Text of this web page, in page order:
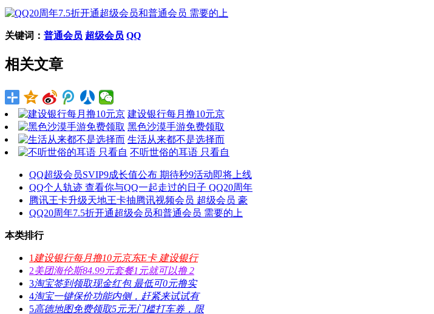
关键词： 普通会员 超级会员 QQ
相关文章
建设银行每月撸10元京
黑色沙漠手游免费领取
生活从来都不是选择而
不听世俗的耳语 只看自
QQ超级会员SVIP9成长值公布 期待秒9活动即将上线
QQ个人轨迹 查看你与QQ一起走过的日子 QQ20周年
腾讯王卡升级天地王卡抽腾讯视频会员 超级会员 豪
QQ20周年7.5折开通超级会员和普通会员 需要的上
本类排行
1 建设银行每月撸10元京东E卡 建设银行
2美团海伦斯84.99元套餐1元就可以撸 2
3淘宝签到领取现金红包 最低可0元撸实
4淘宝一键保价功能内侧，赶紧来试试有
5高德地图免费领取5元无门槛打车券，限